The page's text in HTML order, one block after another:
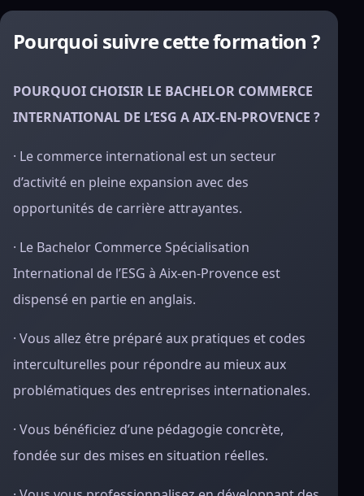
Pourquoi suivre cette formation ?
POURQUOI CHOISIR LE BACHELOR COMMERCE
INTERNATIONAL DE L’ESG A AIX-EN-PROVENCE ?
· Le commerce international est un secteur
d’activité en pleine expansion avec des
opportunités de carrière attrayantes.
· Le Bachelor Commerce Spécialisation
International de l’ESG à Aix-en-Provence est
dispensé en partie en anglais.
· Vous allez être préparé aux pratiques et codes
interculturelles pour répondre au mieux aux
problématiques des entreprises internationales.
· Vous bénéficiez d’une pédagogie concrète,
fondée sur des mises en situation réelles.